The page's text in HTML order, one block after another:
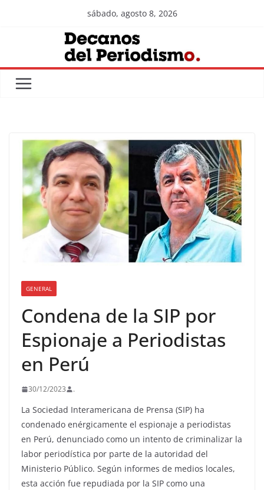
sábado, agosto 8, 2026
GENERAL
Condena de la SIP por
Espionaje a Periodistas
en Perú
30/12/2023 .
La Sociedad Interamericana de Prensa (SIP) ha
condenado enérgicamente el espionaje a periodistas
en Perú, denunciado como un intento de criminalizar la
labor periodística por parte de la autoridad del
Ministerio Público. Según informes de medios locales,
esta acción fue repudiada por la SIP como una